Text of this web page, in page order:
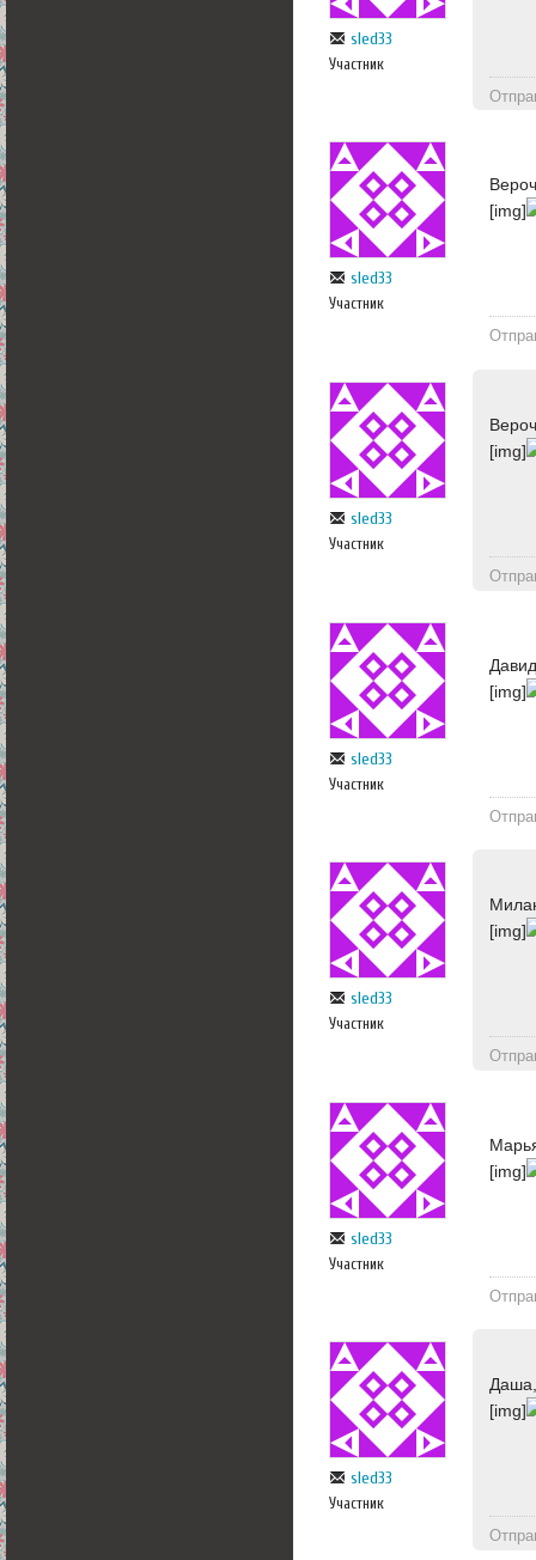
sled33
Участник
sled33
Участник
[img]
sled33
Участник
[img]
sled33
Участник
[img]
sled33
Участник
[img]
sled33
Участник
[img]
sled33
Участник
[img]